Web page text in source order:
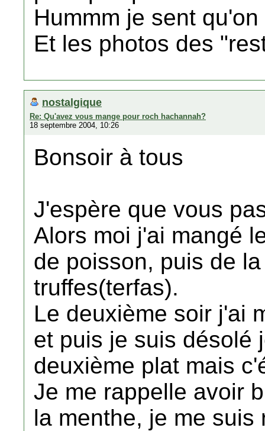
Hummm je sent
Et les photos des
nostalgique
Re: Qu'avez vous mange pour roch hachannah?
18 septembre 2004, 10:26
Bonsoir à tous
J'espère que vous
Alors moi j'ai mangé
de poisson, puis de
truffes(terfas).
Le deuxième soir j'ai
et puis je suis désolé
deuxième plat mais
Je me rappelle avoir
la menthe, je me suis